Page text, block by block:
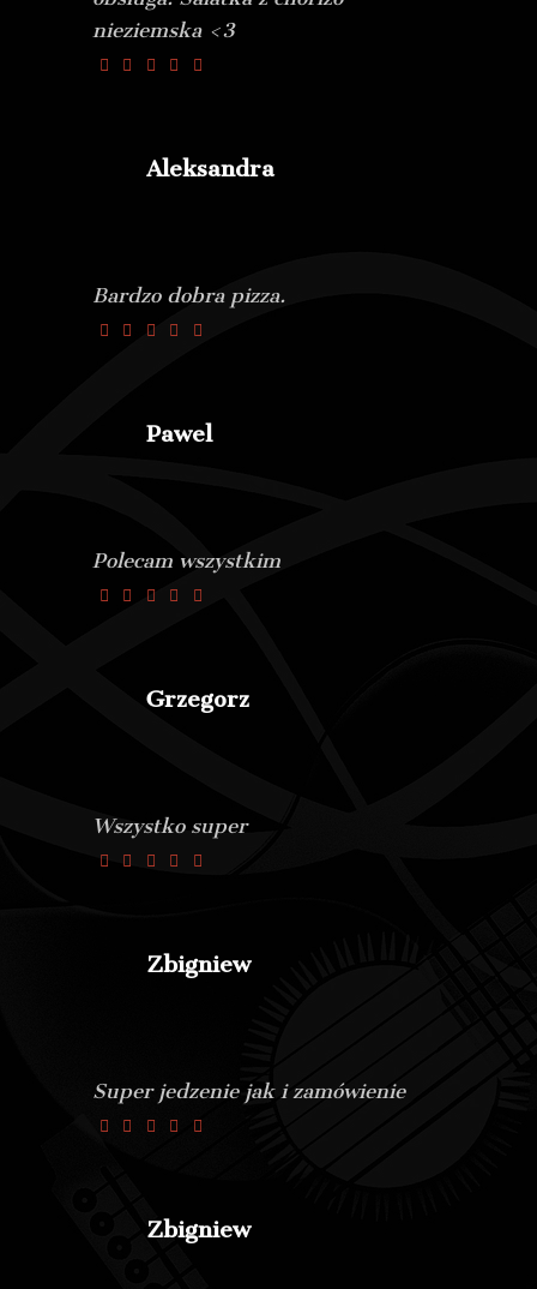
nieziemska <3
Aleksandra
Bardzo dobra pizza.
Pawel
Polecam wszystkim
Grzegorz
Wszystko super
Zbigniew
Super jedzenie jak i zamówienie
Zbigniew